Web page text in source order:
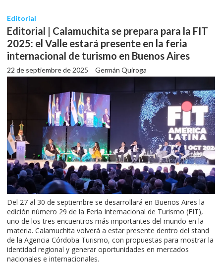
Editorial | Calamuchita se prepara para la FIT
2025: el Valle estará presente en la feria
internacional de turismo en Buenos Aires
Germán Quiroga
Editorial
22 de septiembre de 2025
Del 27 al 30 de septiembre se desarrollará en Buenos Aires la
edición número 29 de la Feria Internacional de Turismo (FIT),
uno de los tres encuentros más importantes del mundo en la
materia. Calamuchita volverá a estar presente dentro del stand
de la Agencia Córdoba Turismo, con propuestas para mostrar la
identidad regional y generar oportunidades en mercados
nacionales e internacionales.